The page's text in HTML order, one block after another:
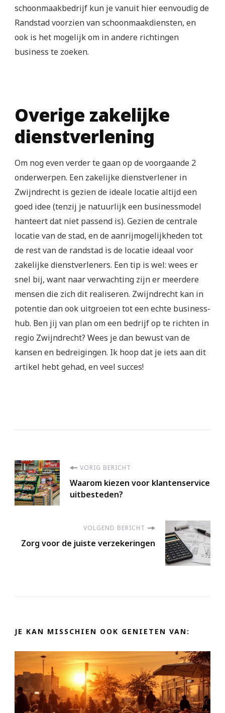
schoonmaakbedrijf kun je vanuit hier eenvoudig de
Randstad voorzien van schoonmaakdiensten, en
ook is het mogelijk om in andere richtingen
business te zoeken.
Overige zakelijke
dienstverlening
Om nog even verder te gaan op de voorgaande 2
onderwerpen. Een zakelijke dienstverlener in
Zwijndrecht is gezien de ideale locatie altijd een
goed idee (tenzij je natuurlijk een businessmodel
hanteert dat niet passend is). Gezien de centrale
locatie van de stad, en de aanrijmogelijkheden tot
de rest van de randstad is de locatie ideaal voor
zakelijke dienstverleners. Een tip is wel: wees er
snel bij, want naar verwachting zijn er meerdere
mensen die zich dit realiseren. Zwijndrecht kan in
potentie dan ook uitgroeien tot een echte business-
hub. Ben jij van plan om een bedrijf op te richten in
regio Zwijndrecht? Wees je dan bewust van de
kansen en bedreigingen. Ik hoop dat je iets aan dit
artikel hebt gehad, en veel succes!
Berichtnavigatie
VORIG BERICHT
Waarom kiezen voor klantenservice
uitbesteden?
VOLGEND BERICHT
Zorg voor de juiste verzekeringen
JE KAN MISSCHIEN OOK GENIETEN VAN: